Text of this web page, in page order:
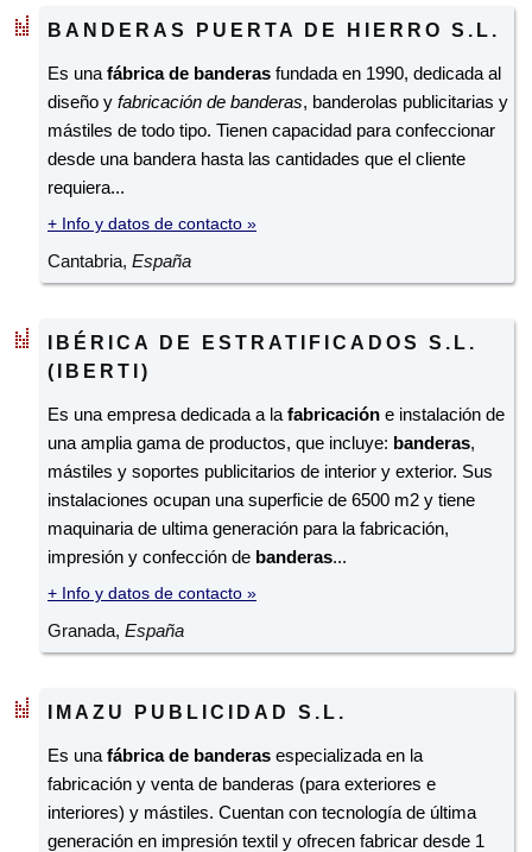
BANDERAS PUERTA DE HIERRO S.L.
Es una fábrica de banderas fundada en 1990, dedicada al
diseño y fabricación de banderas, banderolas publicitarias y
mástiles de todo tipo. Tienen capacidad para confeccionar
desde una bandera hasta las cantidades que el cliente
requiera...
+ Info y datos de contacto »
Cantabria, España
IBÉRICA DE ESTRATIFICADOS S.L.
(IBERTI)
Es una empresa dedicada a la fabricación e instalación de
una amplia gama de productos, que incluye: banderas,
mástiles y soportes publicitarios de interior y exterior. Sus
instalaciones ocupan una superficie de 6500 m2 y tiene
maquinaria de ultima generación para la fabricación,
impresión y confección de banderas...
+ Info y datos de contacto »
Granada, España
IMAZU PUBLICIDAD S.L.
Es una fábrica de banderas especializada en la
fabricación y venta de banderas (para exteriores e
interiores) y mástiles. Cuentan con tecnología de última
generación en impresión textil y ofrecen fabricar desde 1